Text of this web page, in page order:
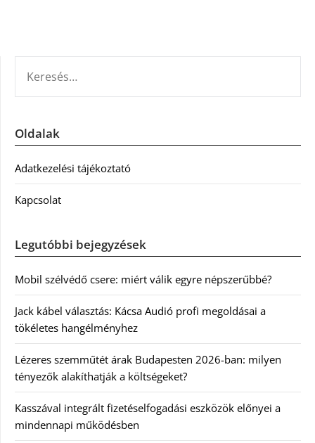
Oldalak
Adatkezelési tájékoztató
Kapcsolat
Legutóbbi bejegyzések
Mobil szélvédő csere: miért válik egyre népszerűbbé?
Jack kábel választás: Kácsa Audió profi megoldásai a
tökéletes hangélményhez
Lézeres szemműtét árak Budapesten 2026-ban: milyen
tényezők alakíthatják a költségeket?
Kasszával integrált fizetéselfogadási eszközök előnyei a
mindennapi működésben